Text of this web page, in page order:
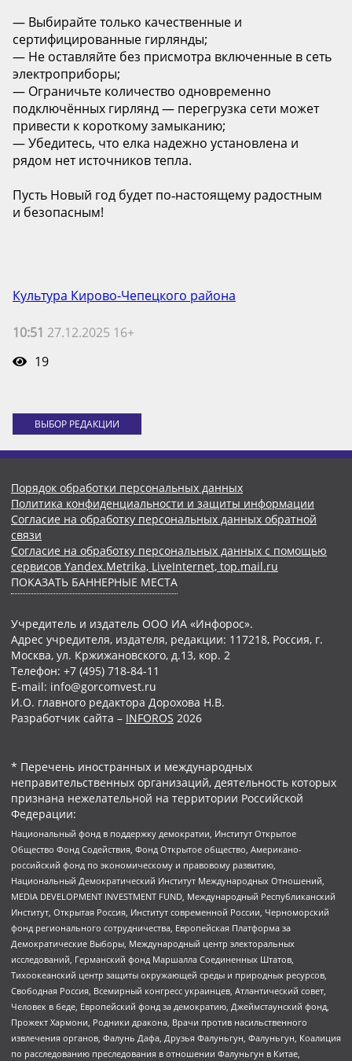
— Выбирайте только качественные и
сертифицированные гирлянды;
— Не оставляйте без присмотра включенные в сеть
электроприборы;
— Ограничьте количество одновременно
подключённых гирлянд — перегрузка сети может
привести к короткому замыканию;
— Убедитесь, что елка надежно установлена и
рядом нет источников тепла.
Пусть Новый год будет по‑настоящему радостным
и безопасным!
Культура Кирово-Чепецкого района
10:51 27.12.2025 16+
19
ВЫБОР РЕДАКЦИИ
Порядок обработки персональных данных
Политика конфиденциальности и защиты информации
Согласие на обработку персональных данных обратной
связи
Согласие на обработку персональных данных с помощью
сервисов Yandex.Metrika, LiveInternet, top.mail.ru
ПОКАЗАТЬ БАННЕРНЫЕ МЕСТА
Учредитель и издатель ООО ИА «Инфорос».
Адрес учредителя, издателя, редакции: 117218, Россия, г.
Москва, ул. Кржижановского, д.13, кор. 2
Телефон: +7 (495) 718-84-11
E-mail: info@gorcomvest.ru
И.О. главного редактора Дорохова Н.В.
Разработчик сайта – INFOROS 2026
* Перечень иностранных и международных
неправительственных организаций, деятельность которых
признана нежелательной на территории Российской
Федерации:
Национальный фонд в поддержку демократии, Институт Открытое
Общество Фонд Содействия, Фонд Открытое общество, Американо-
российский фонд по экономическому и правовому развитию,
Национальный Демократический Институт Международных Отношений,
MEDIA DEVELOPMENT INVESTMENT FUND, Международный Республиканский
Институт, Открытая Россия, Институт современной России, Черноморский
фонд регионального сотрудничества, Европейская Платформа за
Демократические Выборы, Международный центр электоральных
исследований, Германский фонд Маршалла Соединенных Штатов,
Тихоокеанский центр защиты окружающей среды и природных ресурсов,
Свободная Россия, Всемирный конгресс украинцев, Атлантический совет,
Человек в беде, Европейский фонд за демократию, Джеймстаунский фонд,
Прожект Хармони, Родники дракона, Врачи против насильственного
извлечения органов, Фалунь Дафа, Друзья Фалуньгун, Фалуньгун, Коалиция
по расследованию преследования в отношении Фалуньгун в Китае,